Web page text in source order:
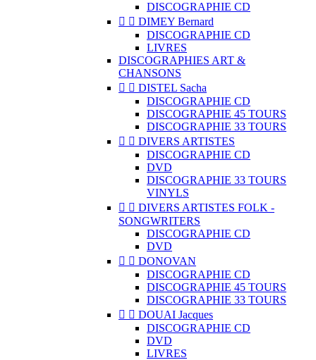
DISCOGRAPHIE CD
  DIMEY Bernard
DISCOGRAPHIE CD
LIVRES
DISCOGRAPHIES ART &
CHANSONS
  DISTEL Sacha
DISCOGRAPHIE CD
DISCOGRAPHIE 45 TOURS
DISCOGRAPHIE 33 TOURS
  DIVERS ARTISTES
DISCOGRAPHIE CD
DVD
DISCOGRAPHIE 33 TOURS
VINYLS
  DIVERS ARTISTES FOLK -
SONGWRITERS
DISCOGRAPHIE CD
DVD
  DONOVAN
DISCOGRAPHIE CD
DISCOGRAPHIE 45 TOURS
DISCOGRAPHIE 33 TOURS
  DOUAI Jacques
DISCOGRAPHIE CD
DVD
LIVRES